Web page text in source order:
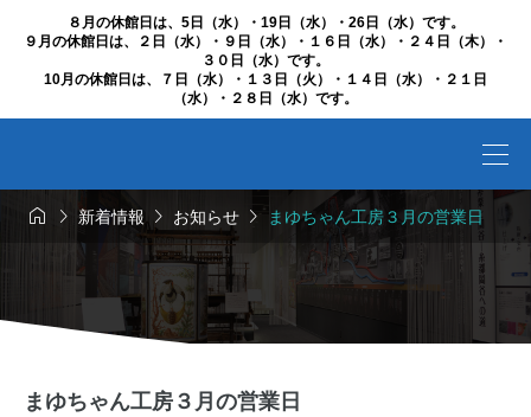
８月の休館日は、5日（水）・19日（水）・26日（水）です。
９月の休館日は、２日（水）・９日（水）・１６日（水）・２４日（木）・
３０日（水）です。
10月の休館日は、７日（水）・１３日（火）・１４日（水）・２１日
（水）・２８日（水）です。
  新着情報 お知らせ  まゆちゃん工房３月の営業日
まゆちゃん工房３月の営業日